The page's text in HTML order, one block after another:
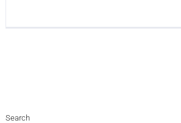
Search